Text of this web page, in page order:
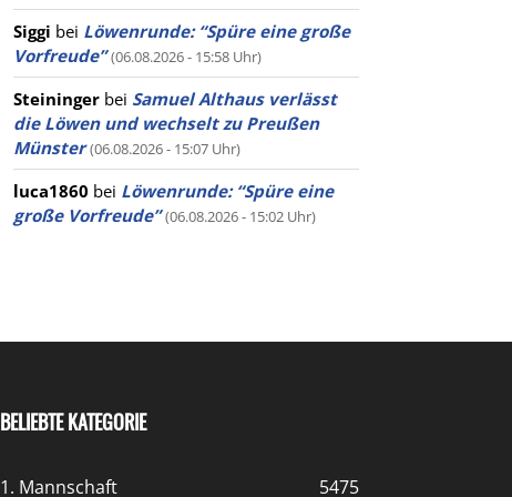
Siggi bei Löwenrunde: “Spüre eine große
Vorfreude” (06.08.2026 - 15:58 Uhr)
Steininger bei Samuel Althaus verlässt
die Löwen und wechselt zu Preußen
Münster (06.08.2026 - 15:07 Uhr)
luca1860 bei Löwenrunde: “Spüre eine
große Vorfreude” (06.08.2026 - 15:02 Uhr)
BELIEBTE KATEGORIE
1. Mannschaft 5475